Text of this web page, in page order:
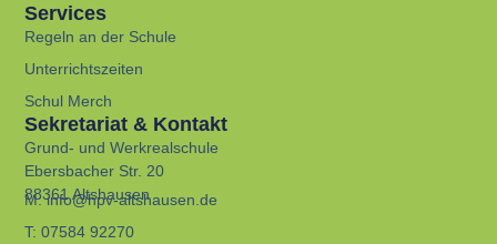
Services
Regeln an der Schule
Unterrichtszeiten
Schul Merch
Sekretariat & Kontakt
Grund- und Werkrealschule
Ebersbacher Str. 20
88361 Altshausen
M:info@hpv-altshausen.de
T: 07584 92270